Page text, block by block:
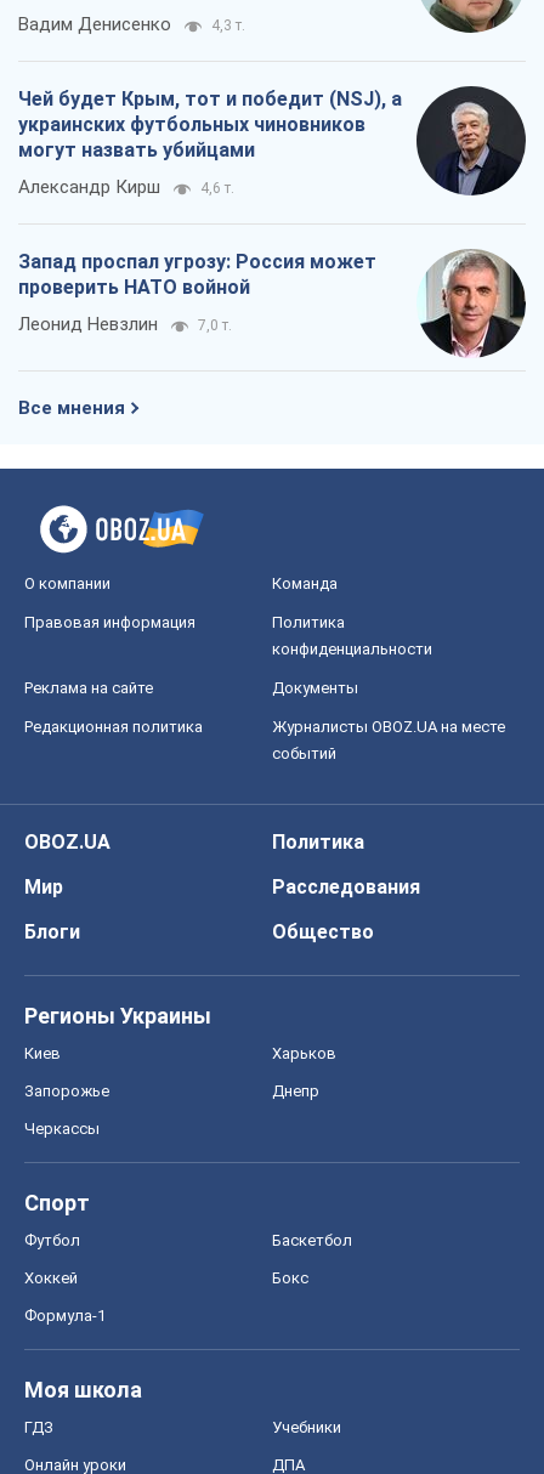
Вадим Денисенко 4,3 т.
Чей будет Крым, тот и победит (NSJ), а
украинских футбольных чиновников
могут назвать убийцами
Александр Кирш 4,6 т.
Запад проспал угрозу: Россия может
проверить НАТО войной
Леонид Невзлин 7,0 т.
Все мнения
О компании Команда
Правовая информация
Политика
конфиденциальности
Реклама на сайте Документы
Редакционная политика
Журналисты OBOZ.UA на месте
событий
OBOZ.UA
Политика
Мир
Расследования
Блоги
Общество
Регионы Украины
Киев Харьков
Запорожье Днепр
Черкассы
Спорт
Футбол Баскетбол
Хоккей Бокс
Формула-1
Моя школа
ГДЗ Учебники
Онлайн уроки ДПА